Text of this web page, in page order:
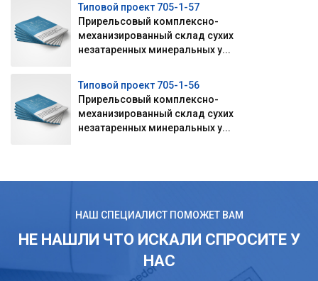
Типовой проект 705-1-57
Прирельсовый комплексно-
механизированный склад сухих
незатаренных минеральных у...
Типовой проект 705-1-56
Прирельсовый комплексно-
механизированный склад сухих
незатаренных минеральных у...
НАШ СПЕЦИАЛИСТ ПОМОЖЕТ ВАМ
НЕ НАШЛИ ЧТО ИСКАЛИ СПРОСИТЕ У
НАС